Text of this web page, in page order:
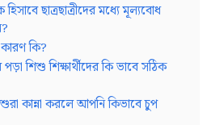
ছাত্রছাত্রীদের মধ্যে মূল্যবোধ
কি?
পড়া শিশু শিক্ষার্থীদের কি ভাবে সঠিক
কান্না করলে আপনি কিভাবে চুপ